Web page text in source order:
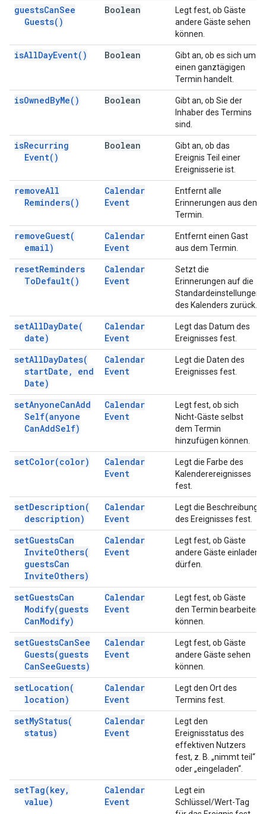
guestsCanSee
Guests( )
Boolean
Legt fest, ob Gäste
andere Gäste sehen
können.
isAllDayEvent( ) Boolean
Gibt an, ob es sich um
einen ganztägigen
Termin handelt.
isOwnedByMe( ) Boolean
Gibt an, ob Sie der
Inhaber des Termins
sind.
isRecurring
Event( )
Boolean
Gibt an, ob das
Ereignis Teil einer
Ereignisserie ist.
removeAll
Reminders( )
Calendar
Event
Entfernt alle
Erinnerungen aus dem
Termin.
removeGuest(
email)
Calendar
Event
Entfernt einen Gast
aus dem Termin.
resetReminders
ToDefault( )
Calendar
Event
Setzt die
Erinnerungen auf die
Standardeinstellungen
des Kalenders zurück.
setAllDayDate(
date)
Calendar
Event
Legt das Datum des
Ereignisses fest.
setAllDayDates(
startDate ,
end
Date)
Calendar
Event
Legt die Daten des
Ereignisses fest.
setAnyoneCanAdd
Self(anyone
CanAddSelf)
Calendar
Event
Legt fest, ob sich
Nicht-Gäste selbst
dem Termin
hinzufügen können.
setColor(color)
Calendar
Event
Legt die Farbe des
Kalenderereignisses
fest.
setDescription(
description)
Calendar
Event
Legt die Beschreibung
des Ereignisses fest.
setGuestsCan
InviteOthers(
guestsCan
InviteOthers)
Calendar
Event
Legt fest, ob Gäste
andere Gäste einladen
dürfen.
setGuestsCan
Modify(guests
CanModify)
Calendar
Event
Legt fest, ob Gäste
den Termin bearbeiten
können.
setGuestsCanSee
Guests(guests
CanSeeGuests)
Calendar
Event
Legt fest, ob Gäste
andere Gäste sehen
können.
setLocation(
location)
Calendar
Event
Legt den Ort des
Termins fest.
setMyStatus(
status)
Calendar
Event
Legt den
Ereignisstatus des
effektiven Nutzers
fest, z. B. „nimmt teil“
oder „eingeladen“.
setTag(key,
value)
Calendar
Event
Legt ein
Schlüssel/Wert-Tag